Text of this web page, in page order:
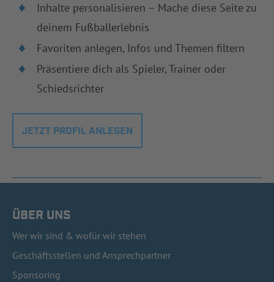
Inhalte personalisieren – Mache diese Seite zu
deinem Fußballerlebnis
Favoriten anlegen, Infos und Themen filtern
Präsentiere dich als Spieler, Trainer oder
Schiedsrichter
JETZT PROFIL ANLEGEN
ÜBER UNS
Wer wir sind & wofür wir stehen
Geschäftsstellen und Ansprechpartner
Sponsoring